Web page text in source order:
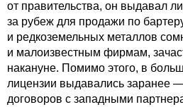
от правительства, он выдавал
за рубеж для продажи по
и редкоземельных металлов
и малоизвестным фирмам,
накануне. Помимо этого, в
лицензии выдавались заранее
договоров с западными